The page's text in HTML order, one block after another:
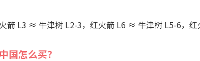
箭 L3 ≈ 牛津树 L2-3，红火箭 L6 ≈ 牛津树 L5-6，红
国怎么买？